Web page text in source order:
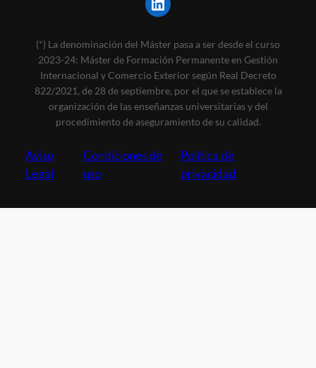
(*) La denominación del Máster pasa a ser desde el curso
2023-24: Máster de Formación Permanente en Gestión
Internacional y Comercio Exterior según Real Decreto
822/2021, de 28 de septiembre, por el que se establece la
organización de las enseñanzas universitarias y del
procedimiento de aseguramiento de su calidad.
Aviso
Legal
Condiciones de
uso
Política de
privacidad